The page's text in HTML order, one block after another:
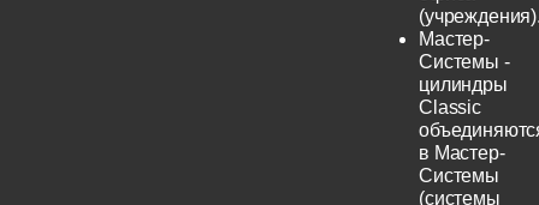
Мастер-
Системы -
цилиндры
Classic
в Мастер-
Системы
(системы